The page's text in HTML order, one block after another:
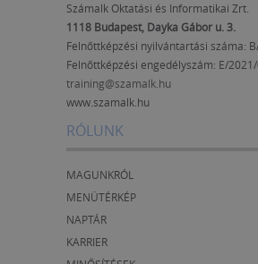
Számalk Oktatási és Informatikai Zrt.
1118 Budapest, Dayka Gábor u. 3.
Felnőttképzési nyilvántartási száma:
Felnőttképzési engedélyszám: E/
training@szamalk.hu
www.szamalk.hu
RÓLUNK
MAGUNKRÓL
MENÜTÉRKÉP
NAPTÁR
KARRIER